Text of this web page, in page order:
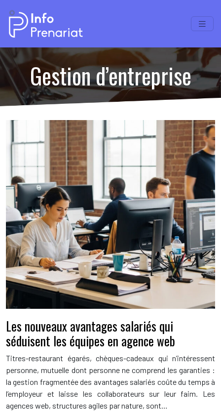
Gestion d’entreprise
Les nouveaux avantages salariés qui
séduisent les équipes en agence web
Titres-restaurant égarés, chèques-cadeaux qui n’intéressent
personne, mutuelle dont personne ne comprend les garanties :
la gestion fragmentée des avantages salariés coûte du temps à
l’employeur et laisse les collaborateurs sur leur faim. Les
agences web, structures agiles par nature, sont…